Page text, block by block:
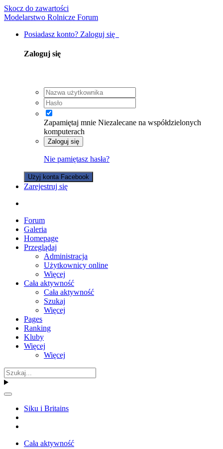
Skocz do zawartości
Modelarstwo Rolnicze Forum
Posiadasz konto? Zaloguj się
Zaloguj się
Zapamiętaj mnie Niezalecane na współdzielonych
komputerach
Zaloguj się
Nie pamiętasz hasła?
Użyj konta Facebook
Zarejestruj się
Forum
Galeria
Homepage
Przeglądaj
Administracja
Użytkownicy online
Więcej
Cała aktywność
Cała aktywność
Szukaj
Więcej
Pages
Ranking
Kluby
Więcej
Więcej
Siku i Britains
Cała aktywność